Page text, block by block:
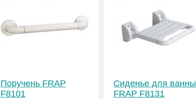
Поручень FRAP
F8101
Сиденье для ванны
FRAP F8131